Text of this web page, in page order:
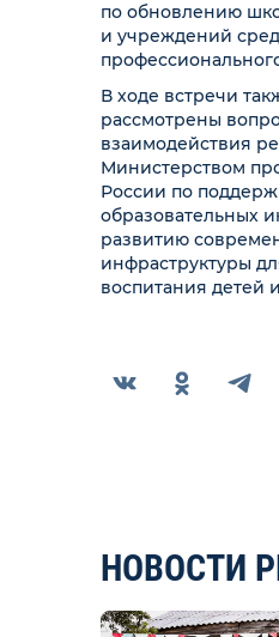
по обновлению
и учреждений
В ходе встречи
рассмотрены
взаимодействия
Министерством
России по
образовательных
развитию
инфраструктуры
воспитания детей
НОВОСТИ